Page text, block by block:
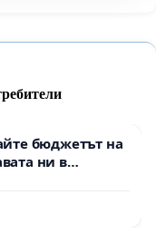
бюджетът на
ни в